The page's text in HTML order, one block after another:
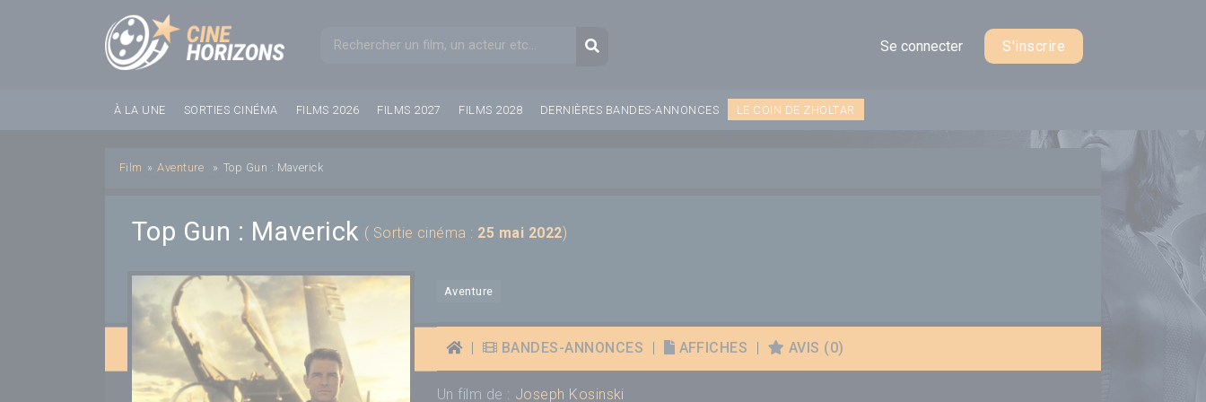
Formulaire de rechercheRecherche
Se connecter S'inscrire
À LA UNE SORTIES CINÉMA FILMS 2026 FILMS 2027 FILMS 2028 DERNIÈRES BANDES-ANNONCES LE COIN DE ZHOLTAR
Film » Aventure » Top Gun : Maverick
Top Gun : Maverick ( Sortie cinéma : 25 mai 2022)
Aventure
BANDES-ANNONCES AFFICHES AVIS (0)
Un film de : Joseph Kosinski
Panneau de gestion des cookies